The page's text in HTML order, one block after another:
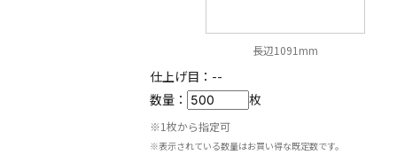
長辺1091mm
仕上げ目： --
数量：
枚
※1枚から指定可
※表示されている数量はお買い得な既定数です。